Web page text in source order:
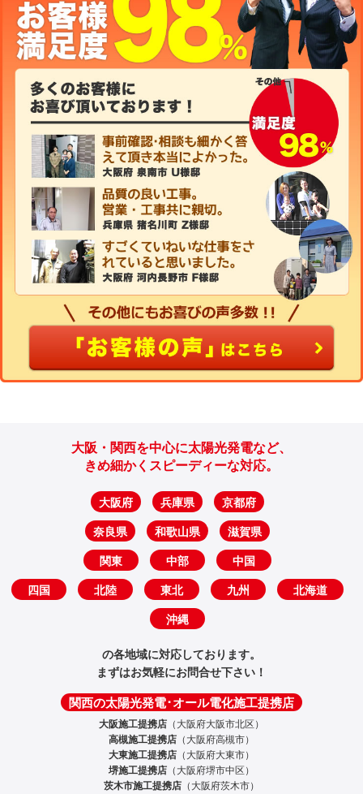
大阪・関西を中心に太陽光発電など、
きめ細かくスピーディーな対応。
大阪府 兵庫県 京都府
奈良県 和歌山県 滋賀県
関東 中部 中国
四国 北陸 東北 九州 北海道
沖縄
の各地域に対応しております。
まずはお気軽にお問合せ下さい！
関西の太陽光発電･オール電化施工提携店
大阪施工提携店 （大阪府大阪市北区）
高槻施工提携店 （大阪府高槻市）
大東施工提携店 （大阪府大東市）
堺施工提携店 （大阪府堺市中区）
茨木市施工提携店 （大阪府茨木市）